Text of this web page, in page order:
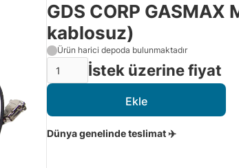
GDS CORP
kablosuz)
Ürün harici depoda bulunmaktadır
İstek üzerine fiyat
Dünya genelinde teslimat ✈️